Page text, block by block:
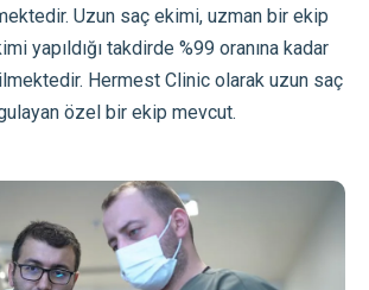
Uzun saç ekimi, uzman bir ekip
yapıldığı takdirde %99 oranına kadar
Hermest Clinic olarak uzun saç
özel bir ekip mevcut.